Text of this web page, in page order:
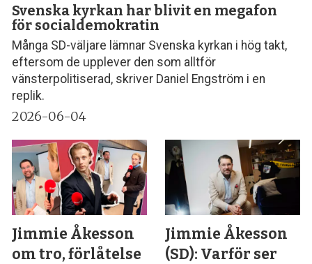
Svenska kyrkan har blivit en megafon
för socialdemokratin
Många SD-väljare lämnar Svenska kyrkan i hög takt,
eftersom de upplever den som alltför
vänsterpolitiserad, skriver Daniel Engström i en
replik.
2026-06-04
Jimmie Åkesson
om tro, förlåtelse
Jimmie Åkesson
(SD): Varför ser